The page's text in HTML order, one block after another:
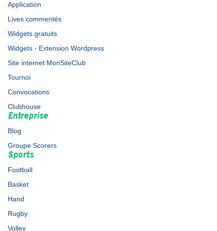
Application
Lives commentés
Widgets gratuits
Widgets - Extension Wordpress
Site internet MonSiteClub
Tournoi
Convocations
Clubhouse
Entreprise
Blog
Groupe Scorers
Sports
Football
Basket
Hand
Rugby
Volley